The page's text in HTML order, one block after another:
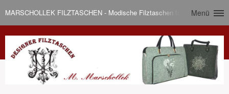
MARSCHOLLEK FILZTASCHEN - Modische Filztaschen für Menü